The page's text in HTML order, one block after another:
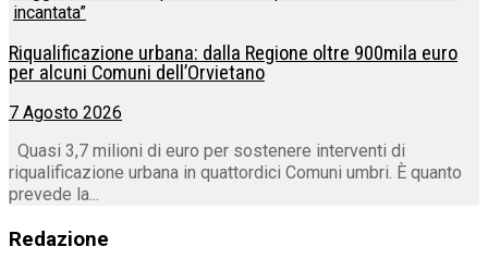
Riqualificazione urbana: dalla Regione oltre 900mila euro
per alcuni Comuni dell’Orvietano
7 Agosto 2026
Quasi 3,7 milioni di euro per sostenere interventi di
riqualificazione urbana in quattordici Comuni umbri. È quanto
prevede la...
Redazione